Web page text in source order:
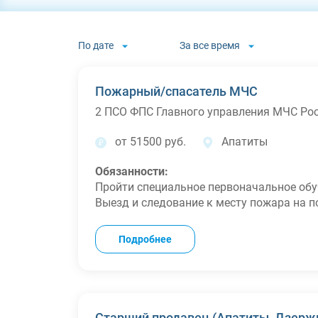
По дате За все время
Пожарный/спасатель МЧС
2 ПСО ФПС Главного управления МЧС
от 51500 руб. Апатиты
Обязанности:
Пройти специальное первоначальное
Выезд и следование к месту пожара на
пожарным инструментом и аварийно-
Принимать закрепленное пожарно-
Знакомиться с оперативной
Подробнее